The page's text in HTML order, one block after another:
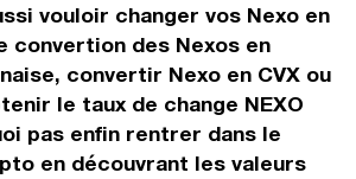
vouloir changer vos Nexo en
convertion des Nexos en
convertir Nexo en CVX ou
le taux de change NEXO
pas enfin rentrer dans le
en découvrant les valeurs